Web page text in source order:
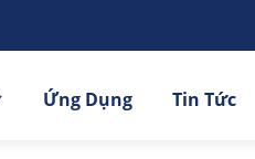
Ứng Dụng Tin Tức